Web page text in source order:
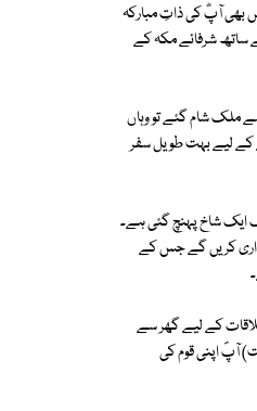
بھی آپؓ کی ذاتِ مبارکہ
ساتھ شرفائے مکہ کے
ملک شام گئے تو وہاں
کے لیے بہت طویل سفر
ایک شاخ پہنچ گئی ہے۔
داری کریں گے جس کے
کے لیے گھر سے
آپؐ اپنی قوم کی